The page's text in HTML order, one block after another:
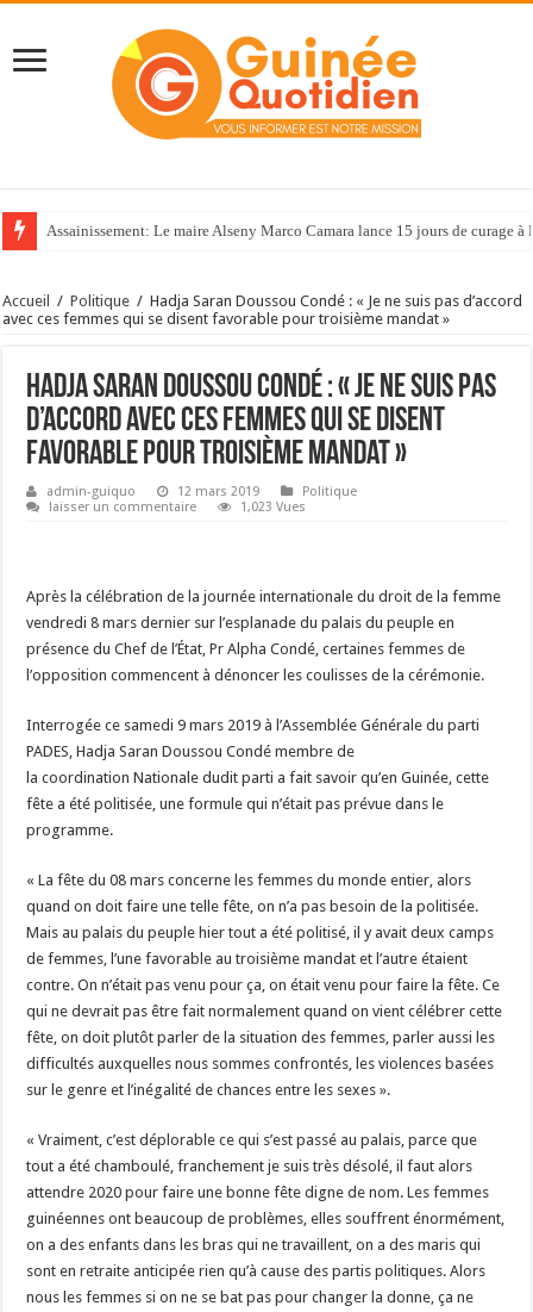
Assainissement: Le maire Alseny Marco Camara lance 15 jours de curage à
Accueil / Politique / Hadja Saran Doussou Condé : « Je ne suis pas d’accord
avec ces femmes qui se disent favorable pour troisième mandat »
Hadja Saran Doussou Condé : « Je ne suis pas
d’accord avec ces femmes qui se disent
favorable pour troisième mandat »
admin-guiquo 12 mars 2019
Politique
laisser un commentaire
1,023 Vues
Après la célébration de la journée internationale du droit de la femme
vendredi 8 mars dernier sur l’esplanade du palais du peuple en
présence du Chef de l’État, Pr Alpha Condé, certaines femmes de
l’opposition commencent à dénoncer les coulisses de la cérémonie.
Interrogée ce samedi 9 mars 2019 à l’Assemblée Générale du parti
PADES, Hadja Saran Doussou Condé membre de
la coordination Nationale dudit parti a fait savoir qu’en Guinée, cette
fête a été politisée, une formule qui n’était pas prévue dans le
programme.
« La fête du 08 mars concerne les femmes du monde entier, alors
quand on doit faire une telle fête, on n’a pas besoin de la politisée.
Mais au palais du peuple hier tout a été politisé, il y avait deux camps
de femmes, l’une favorable au troisième mandat et l’autre étaient
contre. On n’était pas venu pour ça, on était venu pour faire la fête. Ce
qui ne devrait pas être fait normalement quand on vient célébrer cette
fête, on doit plutôt parler de la situation des femmes, parler aussi les
difficultés auxquelles nous sommes confrontés, les violences basées
sur le genre et l’inégalité de chances entre les sexes ».
« Vraiment, c’est déplorable ce qui s’est passé au palais, parce que
tout a été chamboulé, franchement je suis très désolé, il faut alors
attendre 2020 pour faire une bonne fête digne de nom. Les femmes
guinéennes ont beaucoup de problèmes, elles souffrent énormément,
on a des enfants dans les bras qui ne travaillent, on a des maris qui
sont en retraite anticipée rien qu’à cause des partis politiques. Alors
nous les femmes si on ne se bat pas pour changer la donne, ça ne